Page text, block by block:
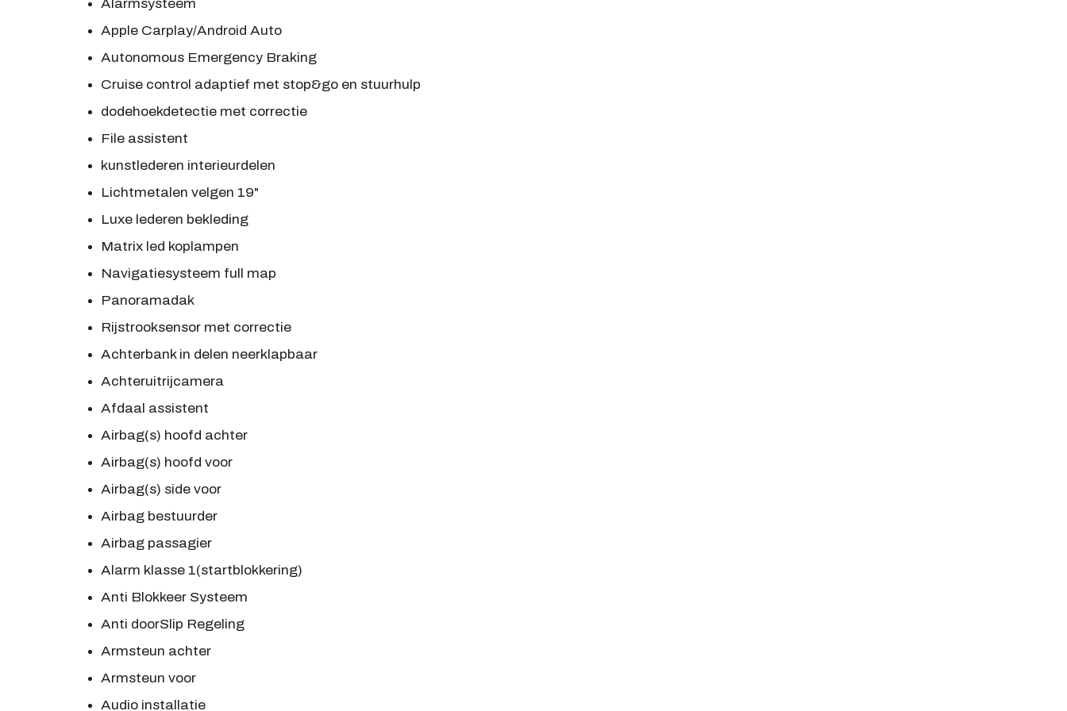
Alarmsysteem
Apple Carplay/Android Auto
Autonomous Emergency Braking
Cruise control adaptief met stop&go en stuurhulp
dodehoekdetectie met correctie
File assistent
kunstlederen interieurdelen
Lichtmetalen velgen 19"
Luxe lederen bekleding
Matrix led koplampen
Navigatiesysteem full map
Panoramadak
Rijstrooksensor met correctie
Achterbank in delen neerklapbaar
Achteruitrijcamera
Afdaal assistent
Airbag(s) hoofd achter
Airbag(s) hoofd voor
Airbag(s) side voor
Airbag bestuurder
Airbag passagier
Alarm klasse 1(startblokkering)
Anti Blokkeer Systeem
Anti doorSlip Regeling
Armsteun achter
Armsteun voor
Audio installatie